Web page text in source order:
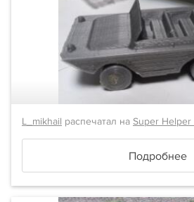
L_mikhail распечатал на Super Helper
Подробнее